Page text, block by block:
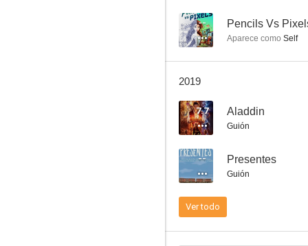
-- Pencils Vs
Aparece como Self
2019
7.7 Aladdin
Guión
-- Presentes
Guión
Ver todo